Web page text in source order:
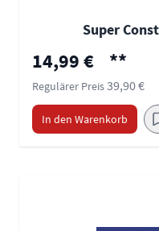
Super
Sonderpreis
14,99 € **
Regulärer Preis39,90 €
In den Warenkorb